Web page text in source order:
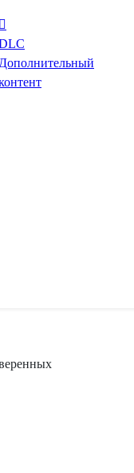
Дополнительный